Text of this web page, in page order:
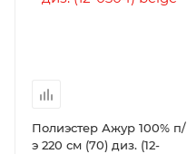
Полиэстер Ажур 100% п/
э 220 см (70) диз. (12-